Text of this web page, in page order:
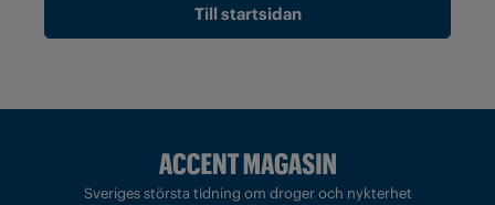
Till startsidan
Sveriges största tidning om droger och nykterhet